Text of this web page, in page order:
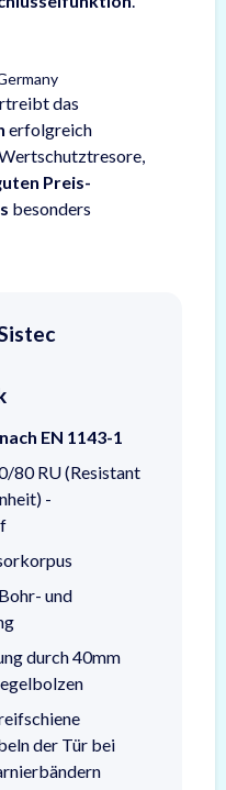
das
erfolgreich
Preis-
besonders
EN 1143-1
80 RU (Resistant
-
und
durch 40mm
der Tür bei